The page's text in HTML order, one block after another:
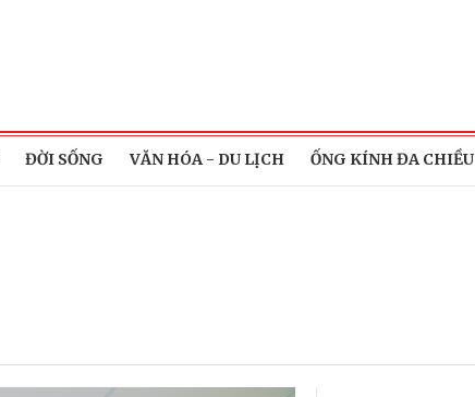
ĐỜI SỐNG VĂN HÓA - DU LỊCH ỐNG KÍNH ĐA CHIỀU